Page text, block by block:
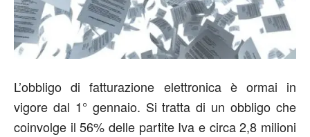
L’obbligo di fatturazione elettronica è ormai in
vigore dal 1° gennaio. Si tratta di un obbligo che
coinvolge il 56% delle partite Iva e circa 2,8 milioni